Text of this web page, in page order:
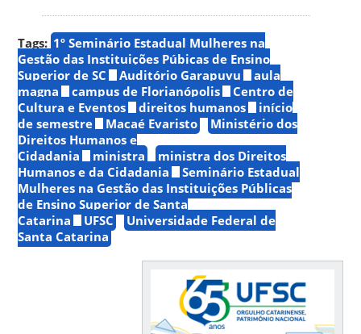
Tags: 1º Seminário Estadual Mulheres na
Gestão das Instituições Púbicas de Ensino
Superior de SC
Auditório Garapuvu
aula
magna
campus de Florianópolis
Centro de
Cultura e Eventos
direitos humanos
início
de semestre
Macaé Evaristo
Ministério dos
Direitos Humanos e
Cidadania
ministra
ministra dos Direitos
Humanos e da Cidadania
Seminário Estadual
Mulheres na Gestão das Instituições Públicas
de Ensino Superior de Santa
Catarina
UFSC
Universidade Federal de
Santa Catarina